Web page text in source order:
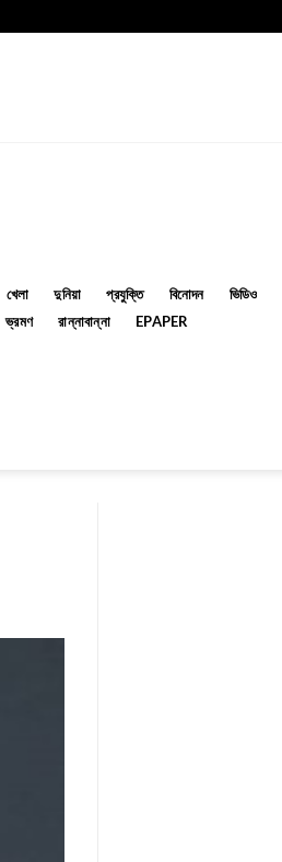
খেলা দুনিয়া প্রযুক্তি বিনোদন ভিডিও
ভ্রমণ
রান্নাবান্না EPAPER